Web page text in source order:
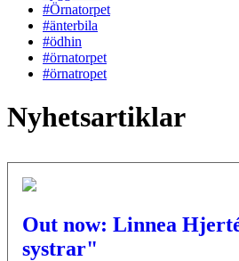
#Örnatorpet
#änterbila
#ödhin
#örnatorpet
#örnatropet
Nyhetsartiklar
Out now: Linnea
systrar"